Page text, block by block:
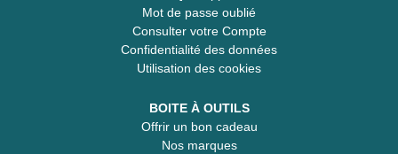
Mot de passe oublié
Consulter votre Compte
Confidentialité des données
Utilisation des cookies
BOITE À OUTILS
Offrir un bon cadeau
Nos marques